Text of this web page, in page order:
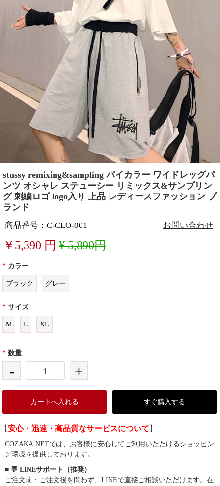
stussy remixing&sampling バイカラー ワイドレッグパ
ンツ オシャレ ステューシー リミックス&サンプリン
グ 刺繍ロゴ logo入り 上品 レディースファッション ブ
ランド
商品番号：C-CLO-001 お問い合わせ
￥ 5,390 円 ¥ 5,890円
* カラー
ブラック グレー
* サイズ
M L XL
* 数量
- +
カートへ入れる すぐ購入する
【安心・迅速・高品質なサービスについて 】
COZAKA.NETでは、お客様に安心してご利用いただけるショッピン
グ環境を提供しております。
■ 💬 LINEサポート（推奨）
ご注文前・ご注文後を問わず、LINEで直接ご相談いただけます。在